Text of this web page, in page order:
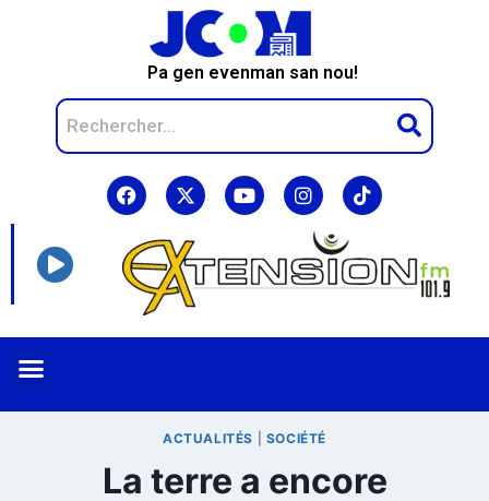
Pa gen evenman san nou!
ACTUALITÉS SOCIÉTÉ
La terre a encore